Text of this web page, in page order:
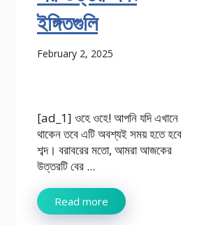
ইঙ্গিতগুলি
February 2, 2025
[ad_1] ওহে ওহে! আপনি যদি এখানে
থাকেন তবে এটি অবশ্যই সময় হতে হবে
শব্দ। বরাবরের মতো, আমরা আজকের
উত্তরটি বের ...
Read more